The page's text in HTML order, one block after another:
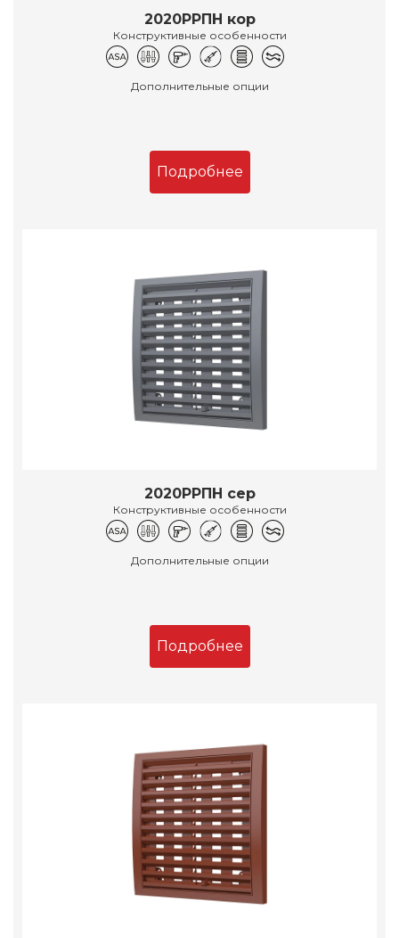
2020РРПН кор
Конструктивные особенности
Дополнительные опции
Подробнее
2020РРПН сер
Конструктивные особенности
Дополнительные опции
Подробнее